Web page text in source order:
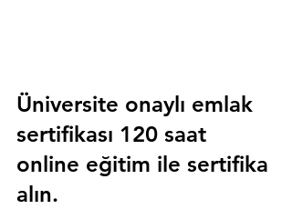
Üniversite onaylı emlak
sertifikası 120 saat
online eğitim ile sertifika
alın.